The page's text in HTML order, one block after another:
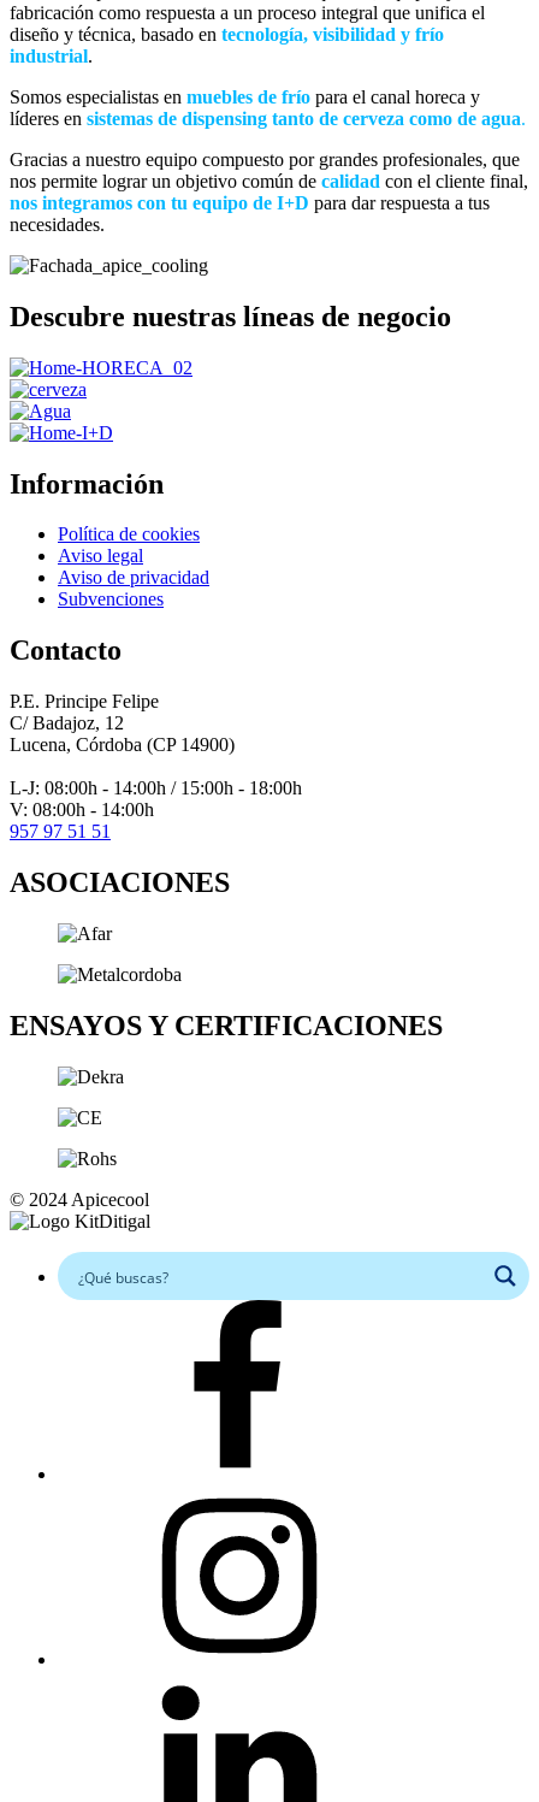
fabricación como respuesta a un proceso integral que unifica el
diseño y técnica, basado en tecnología, visibilidad y frío
industrial.
Somos especialistas en muebles de frío para el canal horeca y
líderes en sistemas de dispensing tanto de cerveza como de agua.
Gracias a nuestro equipo compuesto por grandes profesionales, que
nos permite lograr un objetivo común de calidad con el cliente final,
nos integramos con tu equipo de I+D para dar respuesta a tus
necesidades.
Descubre nuestras líneas de negocio
back
to
navigation
Información
Política de cookies
Aviso legal
Aviso de privacidad
Subvenciones
Contacto
P.E. Principe Felipe
C/ Badajoz, 12
Lucena, Córdoba (CP 14900)
L-J: 08:00h - 14:00h / 15:00h - 18:00h
V: 08:00h - 14:00h
957 97 51 51
ASOCIACIONES
ENSAYOS Y CERTIFICACIONES
© 2024 Apicecool